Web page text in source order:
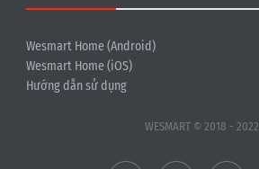
Wesmart Home (Android)
Wesmart Home (iOS)
Hướng dẫn sử dụng
WESMART © 2018 - 2022